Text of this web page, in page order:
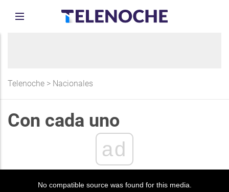
Telenoche > Nacionales
Con cada uno
ad
No compatible source was found for this media.